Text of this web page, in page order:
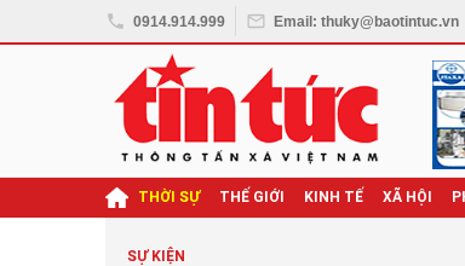
0914.914.999 Email: thuky@baotintuc.vn
THỜI SỰ THẾ GIỚI KINH TẾ XÃ HỘI
SỰ KIỆN
quyết Đại hội XIV